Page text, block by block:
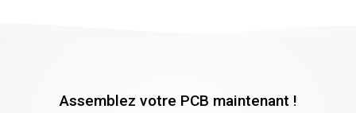
Assemblez votre PCB maintenant !